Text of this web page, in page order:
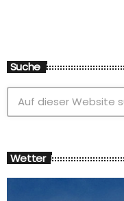
Suche
Wetter